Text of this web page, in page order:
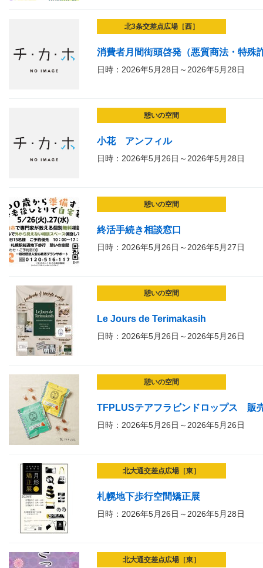
北3条交差点広場［西］
消費者月間街頭啓発（悪質商法・特殊
日時：2026年5月28日～2026年5月28日
憩いの空間
小花 アンフィル
日時：2026年5月26日～2026年5月28日
憩いの空間
終活手続き相談窓口
日時：2026年5月26日～2026年5月27日
憩いの空間
Le Jours de Terimakasih
日時：2026年5月26日～2026年5月26日
憩いの空間
TFPLUSテアフラビンドロップス 販
日時：2026年5月26日～2026年5月26日
北大通交差点広場［東］
札幌地下歩行空間矯正展
日時：2026年5月26日～2026年5月28日
北大通交差点広場［東］